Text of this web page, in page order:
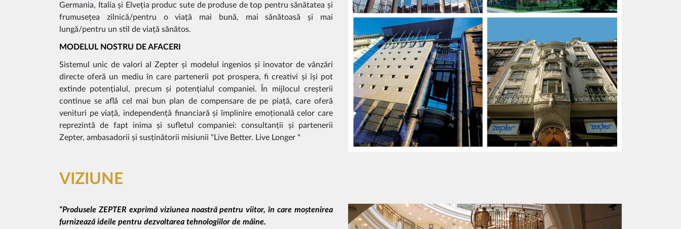
Germania, Italia și Elveția produc sute de produse de top pentru sănătatea și
frumusețea zilnică/pentru o viață mai bună, mai sănătoasă și mai
lungă/pentru un stil de viață sănătos.
MODELUL NOSTRU DE AFACERI
Sistemul unic de valori al Zepter și modelul ingenios și inovator de vânzări
directe oferă un mediu în care partenerii pot prospera, fi creativi și își pot
extinde potențialul, precum și potențialul companiei. În mijlocul creșterii
continue se află cel mai bun plan de compensare de pe piață, care oferă
venituri pe viață, independență financiară și împlinire emoțională celor care
reprezintă de fapt inima și sufletul companiei: consultanții și partenerii
Zepter, ambasadorii și susținătorii misiunii "Live Better. Live Longer "
VIZIUNE
“Produsele ZEPTER exprimă viziunea noastră pentru viitor, în care moștenirea
furnizează ideile pentru dezvoltarea tehnologiilor de mâine.